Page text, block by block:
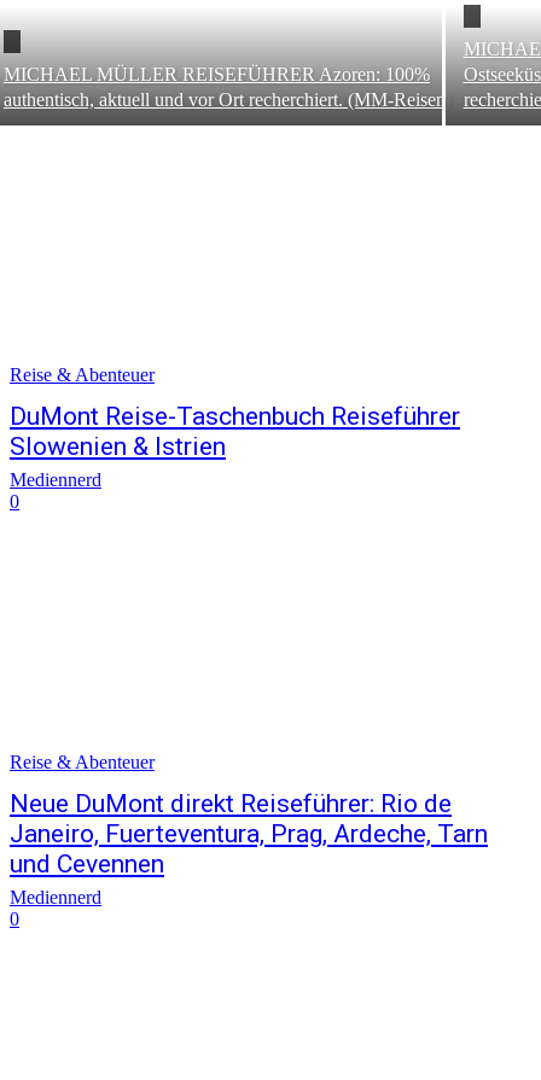
MICHAEL MÜLLER REISEFÜHRER Azoren: 100%
authentisch, aktuell und vor Ort recherchiert. (MM-Reisen)
Reise & Abenteuer
DuMont Reise-Taschenbuch Reiseführer
Slowenien & Istrien
Mediennerd
0
Reise & Abenteuer
Neue DuMont direkt Reiseführer: Rio de
Janeiro, Fuerteventura, Prag, Ardeche, Tarn
und Cevennen
Mediennerd
0